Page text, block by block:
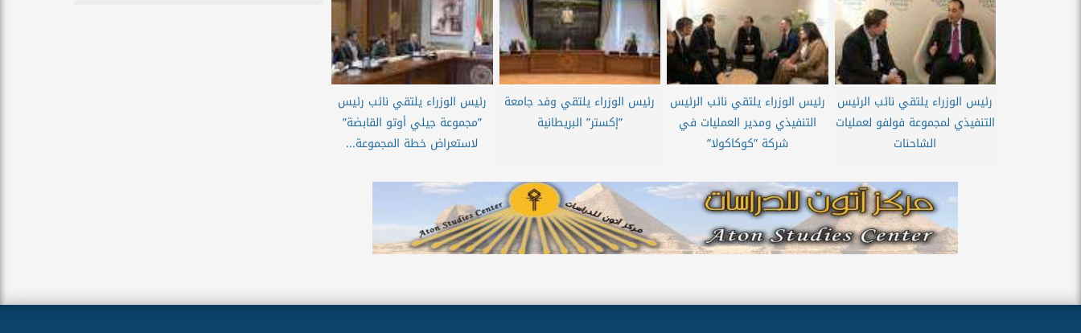
رئيس الوزراء يلتقي نائب الرئيس
التنفيذي لمجموعة فولفو لعمليات
الشاحنات
رئيس الوزراء يلتقي نائب الرئيس
التنفيذي ومدير العمليات في
شركة ”كوكاكولا”
رئيس الوزراء يلتقي وفد جامعة
”إكستر” البريطانية
رئيس الوزراء يلتقي نائب رئيس
”مجموعة جيلي أوتو القابضة”
لاستعراض خطة المجموعة...